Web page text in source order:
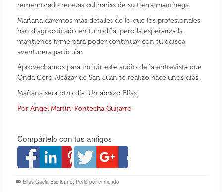
rememorado recetas culinarias de su tierra manchega.
Mañana daremos más detalles de lo que los profesionales
han diagnosticado en tu rodilla, pero la esperanza la
mantienes firme para poder continuar con tu odisea
aventurera particular.
Aprovechamos para incluir este audio de la entrevista que
Onda Cero Alcázar de San Juan te realizó hace unos días.
Mañana será otro día. Un abrazo Elías.
Por Ángel Martín-Fontecha Guijarro
Compártelo con tus amigos
Elias Gacia Escribano Perlé por el mundo